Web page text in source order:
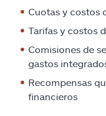
Cuotas y costos
Tarifas y costos
Comisiones de
gastos
Recompensas
financieros